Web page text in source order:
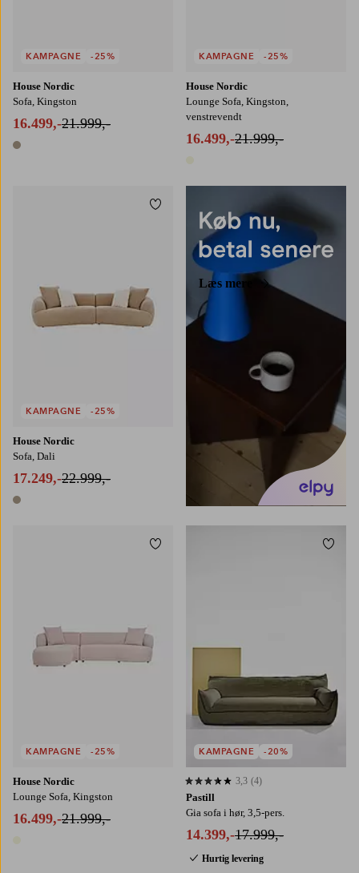
House Nordic
Sofa, Kingston
16.499,-21.999,-
1 farve
KAMPAGNE -25%
House Nordic
Lounge Sofa, Kingston,
venstrevendt
16.499,-21.999,-
KAMPAGNE -25%
House Nordic
Sofa, Dali
17.249,-22.999,-
1 farve
KAMPAGNE -25%
Tilføj til favoritter
Læs mere
House Nordic
Lounge Sofa, Kingston
16.499,-21.999,-
KAMPAGNE -25%
Tilføj til favoritter
Pastill
Gia sofa i hør, 3,5-pers.
14.399,-17.999,-
Hurtig levering
3,3 baseret på 4 bedømmelser
3,3 (4)
KAMPAGNE -20%